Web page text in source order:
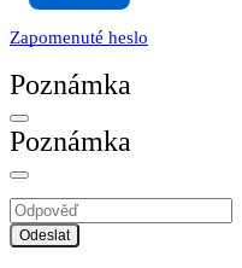
Zapomenuté heslo
Poznámka
Poznámka
Odeslat